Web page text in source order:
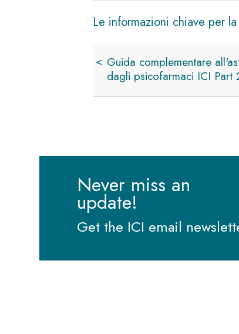
Le informazioni chiave per
di
attraversamento
del
10
-
Informati
sullo
psicofarmaco
stai
Guida complementare
dagli psicofarmaci ICI Part
Never miss an
update!
Get the ICI email